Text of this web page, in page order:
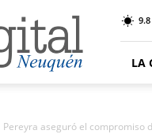
9.8
LA
Pereyra aseguró el compromiso